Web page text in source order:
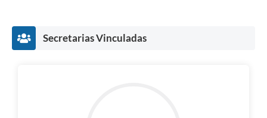
Secretarias Vinculadas